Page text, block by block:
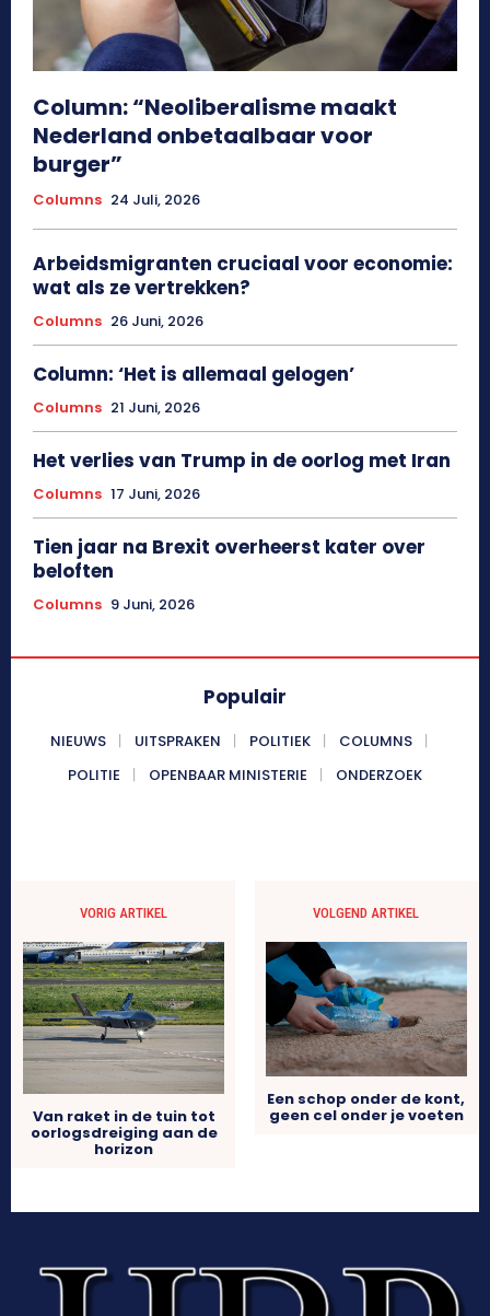
Column: “Neoliberalisme maakt
Nederland onbetaalbaar voor
burger”
Columns 24 Juli, 2026
Arbeidsmigranten cruciaal voor economie:
wat als ze vertrekken?
Columns 26 Juni, 2026
Column: ‘Het is allemaal gelogen’
Columns 21 Juni, 2026
Het verlies van Trump in de oorlog met Iran
Columns 17 Juni, 2026
Tien jaar na Brexit overheerst kater over
beloften
Columns 9 Juni, 2026
Populair
NIEUWS UITSPRAKEN POLITIEK
COLUMNS
POLITIE
OPENBAAR MINISTERIE ONDERZOEK
VORIG ARTIKEL
Van raket in de tuin tot
oorlogsdreiging aan de
horizon
VOLGEND ARTIKEL
Een schop onder de kont,
geen cel onder je voeten